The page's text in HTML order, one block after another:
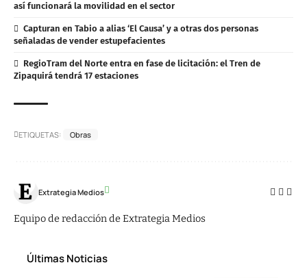
así funcionará la movilidad en el sector
Capturan en Tabio a alias ‘El Causa’ y a otras dos personas
señaladas de vender estupefacientes
RegioTram del Norte entra en fase de licitación: el Tren de
Zipaquirá tendrá 17 estaciones
ETIQUETAS: Obras
Extrategia Medios
Equipo de redacción de Extrategia Medios
Últimas Noticias